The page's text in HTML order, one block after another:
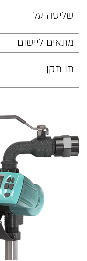
שליטה על
מתאים ליישום
תו תקן